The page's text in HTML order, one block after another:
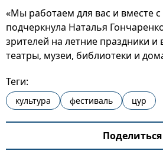
«Мы работаем для вас и вместе
подчеркнула Наталья
зрителей на летние праздники
театры, музеи, библиотеки и
Теги:
культура фестиваль цур
Поделиться